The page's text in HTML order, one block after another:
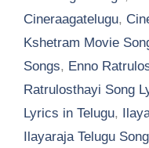
Cineraagatelugu,
Kshetram Movie
Songs, Enno
Ratrulosthayi Song
Lyrics in Telugu,
Ilayaraja Telugu